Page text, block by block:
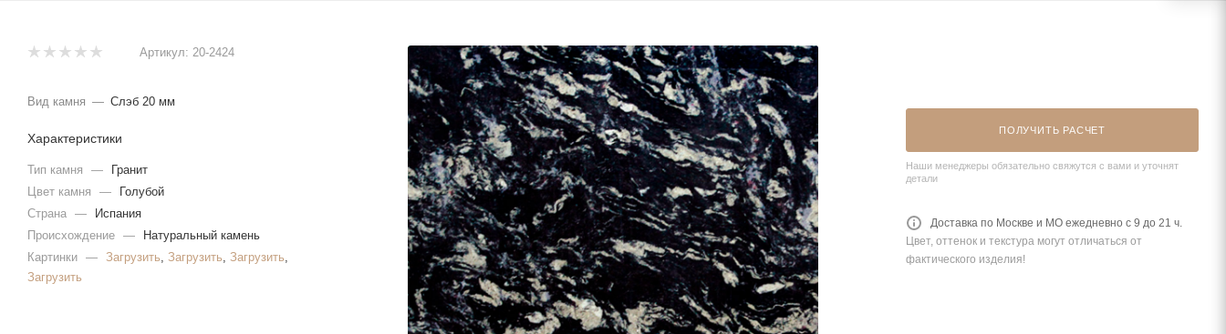
Артикул: 20-2424
Вид камня — Слэб 20 мм
Характеристики
Тип камня —
Гранит
Цвет камня
—
Голубой
Страна —
Испания
Происхождение —
Натуральный камень
Картинки — Загрузить Загрузить Загрузить
Загрузить
ПОЛУЧИТЬ РАСЧЕТ
Наши менеджеры обязательно свяжутся с вами и уточнят
детали
Доставка по Москве и МО ежедневно с 9 до 21 ч.
Цвет, оттенок и текстура могут отличаться от
фактического изделия!